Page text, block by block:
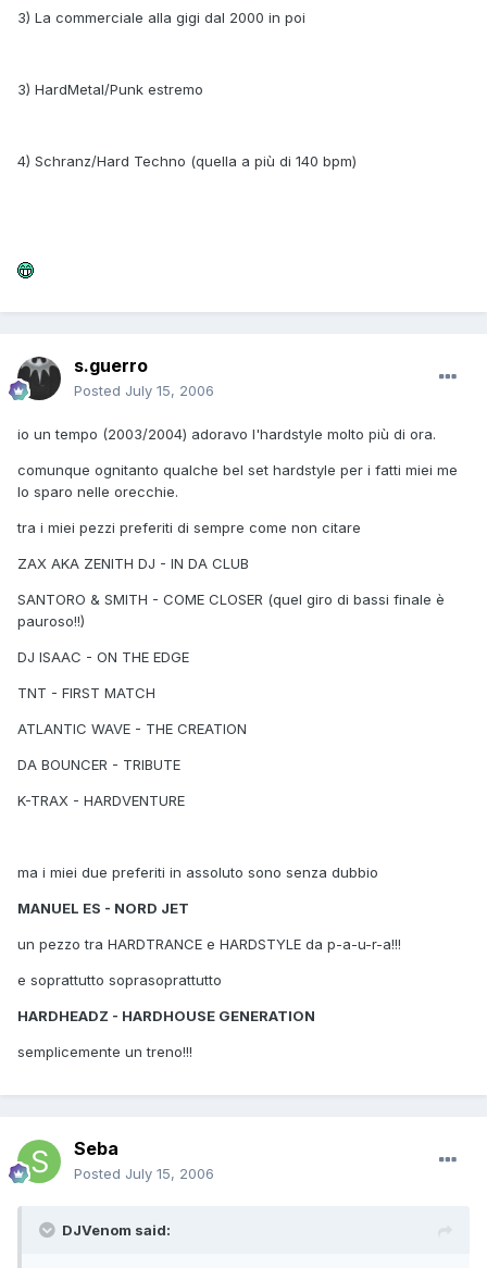
3) La commerciale alla gigi dal 2000 in poi
3) HardMetal/Punk estremo
4) Schranz/Hard Techno (quella a più di 140 bpm)
s.guerro
Posted July 15, 2006
io un tempo (2003/2004) adoravo l'hardstyle molto più di ora.
comunque ognitanto qualche bel set hardstyle per i fatti miei me
lo sparo nelle orecchie.
tra i miei pezzi preferiti di sempre come non citare
ZAX AKA ZENITH DJ - IN DA CLUB
SANTORO & SMITH - COME CLOSER (quel giro di bassi finale è
pauroso!!)
DJ ISAAC - ON THE EDGE
TNT - FIRST MATCH
ATLANTIC WAVE - THE CREATION
DA BOUNCER - TRIBUTE
K-TRAX - HARDVENTURE
ma i miei due preferiti in assoluto sono senza dubbio
MANUEL ES - NORD JET
un pezzo tra HARDTRANCE e HARDSTYLE da p-a-u-r-a!!!
e soprattutto soprasoprattutto
HARDHEADZ - HARDHOUSE GENERATION
semplicemente un treno!!!
Seba
Posted July 15, 2006
DJVenom said: